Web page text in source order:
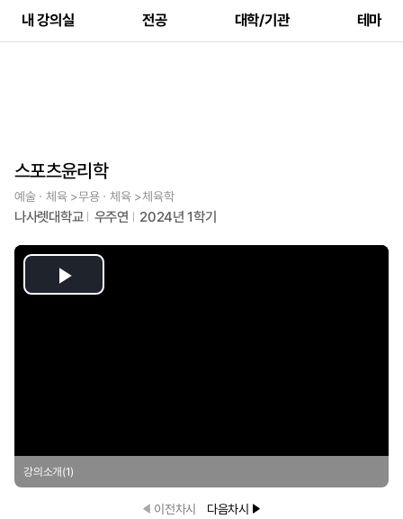
내 강의실 전공 대학/기관 테마
스포츠윤리학
예술ㆍ체육 >무용ㆍ체육 >체육학
나사렛대학교 우주연 2024년 1학기
Play
강의소개(1)
이전차시 다음차시